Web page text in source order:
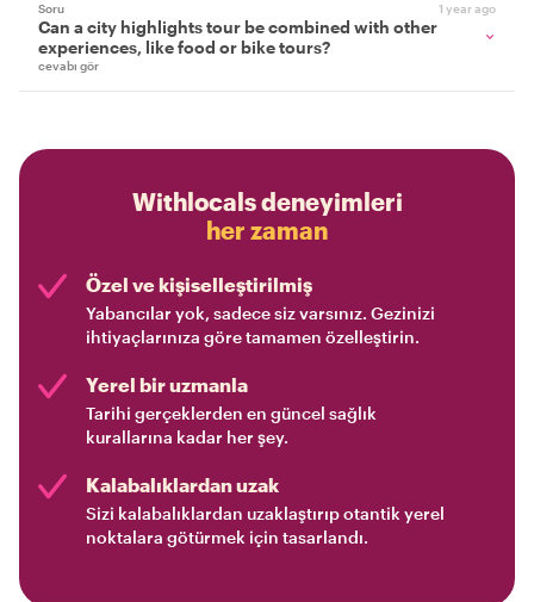
Soru 1 year ago
Can a city highlights tour be combined with other
experiences, like food or bike tours?
cevabı gör
Withlocals deneyimleri
her zaman
Özel ve kişiselleştirilmiş
Yabancılar yok, sadece siz varsınız. Gezinizi
ihtiyaçlarınıza göre tamamen özelleştirin.
Yerel bir uzmanla
Tarihi gerçeklerden en güncel sağlık
kurallarına kadar her şey.
Kalabalıklardan uzak
Sizi kalabalıklardan uzaklaştırıp otantik yerel
noktalara götürmek için tasarlandı.